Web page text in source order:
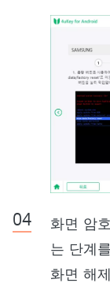
화면 암
는 단계
화면 해